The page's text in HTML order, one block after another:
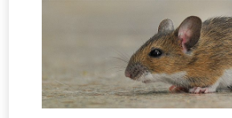
webovej
stránky.